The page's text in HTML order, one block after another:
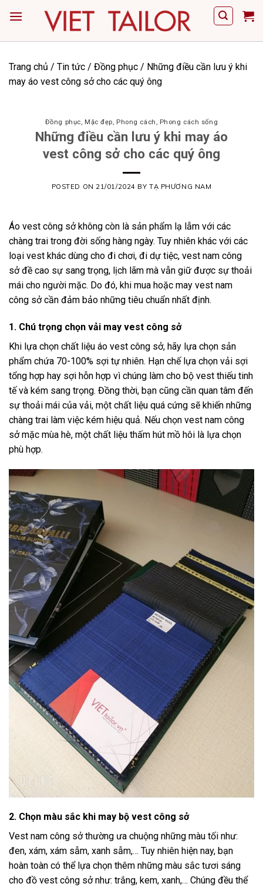
Trang chủ / Tin tức / Đồng phục / Những điều cần lưu ý khi
may áo vest công sở cho các quý ông
Đồng phục, Mặc đẹp, Phong cách , Phong cách sống
Những điều cần lưu ý khi may áo
vest công sở cho các quý ông
POSTED ON 21/01/2024 BYTẠ PHƯƠNG NAM
Áo vest công sở không còn là sản phẩm lạ lẫm với các
chàng trai trong đời sống hàng ngày. Tuy nhiên khác với các
loại vest khác dùng cho đi chơi, đi dự tiệc, vest nam công
sở đề cao sự sang trọng, lịch lãm mà vẫn giữ được sự thoải
mái cho người mặc. Do đó, khi mua hoặc may vest nam
công sở cần đảm bảo những tiêu chuẩn nhất định.
1. Chú trọng chọn vải may vest công sở
Khi lựa chọn chất liệu áo vest công sở, hãy lựa chọn sản
phẩm chứa 70-100% sợi tự nhiên. Hạn chế lựa chọn vải sợi
tổng hợp hay sợi hỗn hợp vì chúng làm cho bộ vest thiếu tinh
tế và kém sang trọng. Đồng thời, bạn cũng cần quan tâm đến
sự thoải mái của vải, một chất liệu quá cứng sẽ khiến những
chàng trai làm việc kém hiệu quả. Nếu chọn vest nam công
sở mặc mùa hè, một chất liệu thấm hút mồ hôi là lựa chọn
phù hợp.
2. Chọn màu sắc khi may bộ vest công sở
Vest nam công sở thường ưa chuộng những màu tối như:
đen, xám, xám sẫm, xanh sẫm,… Tuy nhiên hiện nay, bạn
hoàn toàn có thể lựa chọn thêm những màu sắc tươi sáng
cho đồ vest công sở như: trắng, kem, xanh,… Chúng đều thể